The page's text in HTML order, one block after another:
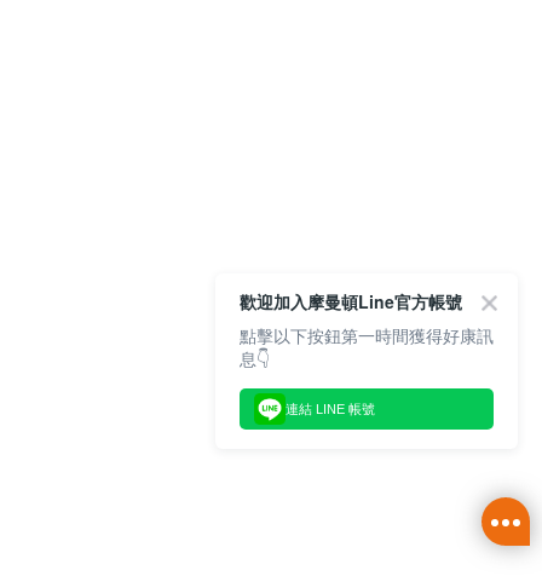
歡迎加入摩曼頓Line官方帳號
點擊以下按鈕第一時間獲得好康訊
息👇
連結 LINE 帳號